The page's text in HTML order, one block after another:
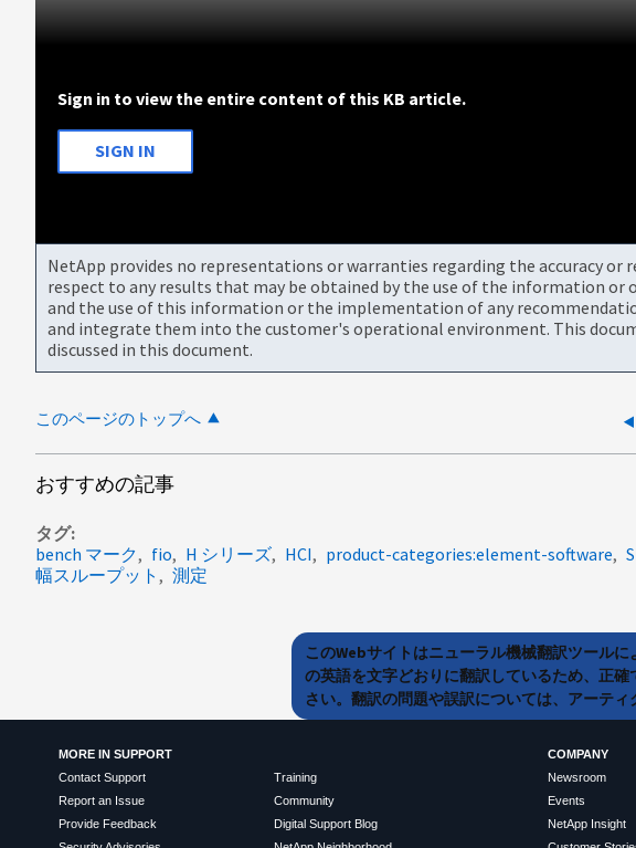
Sign in to view the entire content of this KB article.
SIGN IN
NetApp provides no representations or warranties regarding the accuracy
respect to any results that may be obtained by the use of the information or
and the use of this information or the implementation of any
and integrate them into the customer's operational environment. This
discussed in this document.
このページのトップへ
おすすめの記事
タグ
bench マーク
fio H シリーズ HCI product-categories:element-software
幅スループット
測定
このWebサイトはニューラル機械翻訳ツール
の英語を文字どおりに翻訳しているため、正
さい。翻訳の問題や誤訳については、アーテ
MORE IN SUPPORT
Contact Support
Report an Issue
Provide Feedback
Training
Community
Digital Support Blog
COMPANY
Newsroom
Events
NetApp Insight